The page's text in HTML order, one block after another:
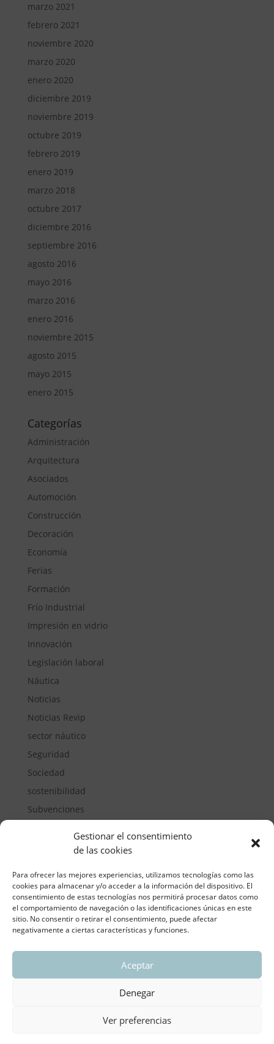
Gestionar el consentimiento
de las cookies
Para ofrecer las mejores experiencias, utilizamos tecnologías como las
cookies para almacenar y/o acceder a la información del dispositivo. El
consentimiento de estas tecnologías nos permitirá procesar datos como
el comportamiento de navegación o las identificaciones únicas en este
sitio. No consentir o retirar el consentimiento, puede afectar
negativamente a ciertas características y funciones.
Aceptar
Denegar
Ver preferencias
marzo 2021
febrero 2021
noviembre 2020
marzo 2020
enero 2020
diciembre 2019
noviembre 2019
octubre 2019
febrero 2019
enero 2019
marzo 2018
octubre 2017
diciembre 2016
septiembre 2016
agosto 2016
mayo 2016
marzo 2016
enero 2016
noviembre 2015
agosto 2015
mayo 2015
enero 2015
Categorías
Administración
Arquitectura
Asociados
Automoción
Construcción
Decoración
Economía
Ferias
Formación
Frío Industrial
Impresión en vidrio
Innovación
Legislación laboral
Náutica
Noticias
Noticias Revip
sector náutico
Seguridad
Sociedad
sostenibilidad
Subvenciones
ASOCIACIÓN REGIONAL VALENCIANA DE
Aviso legal y política de privacidad